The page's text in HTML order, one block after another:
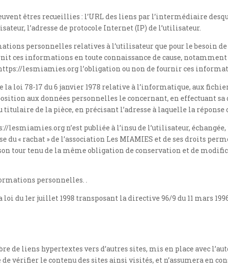
êtres recueillies : l’URL des liens par l’intermédiaire
l’adresse de protocole Internet (IP) de l’utilisateur.
personnelles relatives à l’utilisateur que pour le besoin
ces informations en toute connaissance de cause,
lesmiamies.org l’obligation ou non de fournir ces
loi 78-17 du 6 janvier 1978 relative à l’informatique, aux
aux données personnelles le concernant, en effectuant
de la pièce, en précisant l’adresse à laquelle la réponse
n’est publiée à l’insu de l’utilisateur, échangée,
du « rachat » de l’association Les MIAMIES et de ses droits
tour tenu de la même obligation de conservation et de
personnelles. .
loi du 1er juillet 1998 transposant la directive 96/9 du 11 mars
liens hypertextes vers d’autres sites, mis en place avec
vérifier le contenu des sites ainsi visités, et n’assumera en